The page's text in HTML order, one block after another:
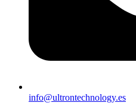
info@ultrontechnology.es